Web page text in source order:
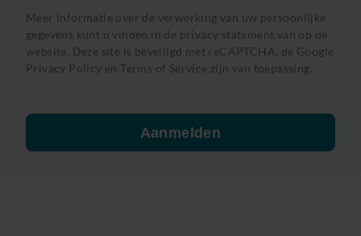
Meer informatie over de verwerking van uw persoonlijke
gegevens kunt u vinden in de privacy statement van op de
website. Deze site is beveiligd met reCAPTCHA, de Google
Privacy Policy en Terms of Service zijn van toepassing.
Aanmelden